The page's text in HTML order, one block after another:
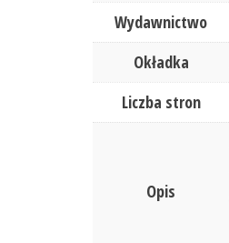
Wydawnictwo
Okładka
Liczba stron
Opis